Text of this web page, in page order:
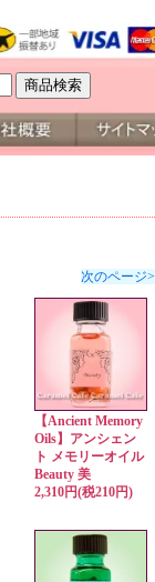
次のページ>
【Ancient Memory
Oils】アンシェン
ト メモリーオイル
Beauty 美
2,310円(税210円)